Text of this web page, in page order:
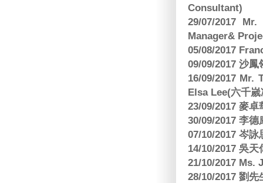
Consultant)
29/07/2017
Manager&
05/08/2017
09/09/2017 沙
16/09/2017 Mr.
Elsa Lee(六千
23/09/2017 麥
30/09/2017 李
07/10/2017 岑
14/10/2017 吳
21/10/2017 Ms.
28/10/2017 劉